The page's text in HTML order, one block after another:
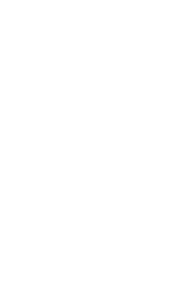
prevé
del